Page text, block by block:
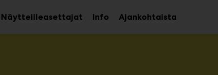
Näytteilleasettajat InfoAvaa
alavalikko
Ajankohtaista